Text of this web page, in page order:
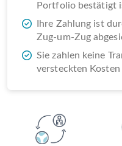
Portfolio bestätigt
Ihre Zahlung ist
Zug-um-Zug
Sie zahlen keine
versteckten Kosten